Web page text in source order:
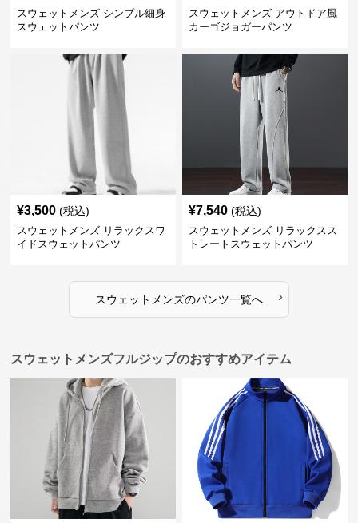
スウェットメンズ シンプル細身
スウェットパンツ
スウェットメンズ アウトドア風
カーゴジョガーパンツ
¥3,500 (税込)
スウェットメンズ リラックスワ
イドスウェットパンツ
¥7,540 (税込)
スウェットメンズ リラックスス
トレートスウェットパンツ
スウェットメンズのパンツ一覧へ ›
スウェットメンズフルジップのおすすめアイテム